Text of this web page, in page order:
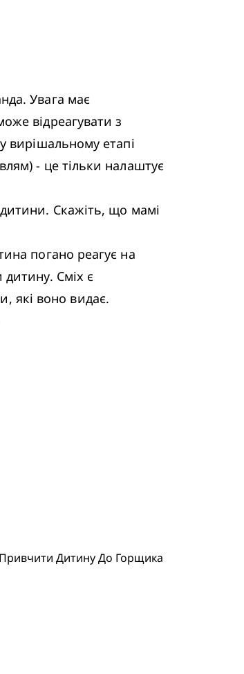
Увага має
відреагувати з
вирішальному етапі
- це тільки налаштує
Скажіть, що мамі
погано реагує на
дитину. Сміх є
які воно видає.
Дитину До Горщика